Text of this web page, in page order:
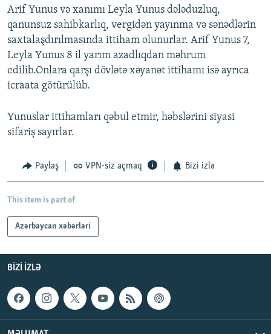
Arif Yunus və xanımı Leyla Yunus dələduzluq,
qanunsuz sahibkarlıq, vergidən yayınma və sənədlərin
saxtalaşdırılmasında ittiham olunurlar. Arif Yunus 7,
Leyla Yunus 8 il yarım azadlıqdan məhrum
edilib.Onlara qarşı dövlətə xəyanət ittihamı isə ayrıca
icraata götürülüb.
Yunuslar ittihamları qəbul etmir, həbslərini siyasi
sifariş sayırlar.
Paylaş VPN-siz açmaq Bizi izlə
This item is part of
Azərbaycan xəbərləri
BIZI IZLƏ